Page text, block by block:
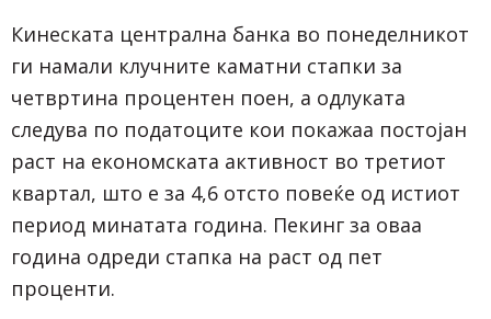
Кинеската централна банка во понеделникот
ги намали клучните каматни стапки за
четвртина процентен поен, а одлуката
следува по податоците кои покажаа постојан
раст на економската активност во третиот
квартал, што е за 4,6 отсто повеќе од истиот
период минатата година. Пекинг за оваа
година одреди стапка на раст од пет
проценти.